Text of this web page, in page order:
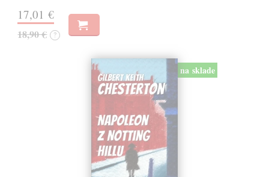
17,01 €
18,90 € ?
na sklade